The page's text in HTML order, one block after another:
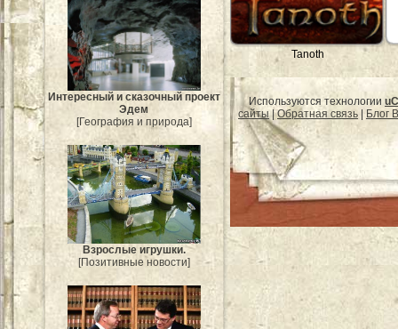
Интересный и сказочный проект
Эдем
[География и природа]
Взрослые игрушки.
[Позитивные новости]
Tanoth
Используются технологии
сайты|Обратная связь Блог